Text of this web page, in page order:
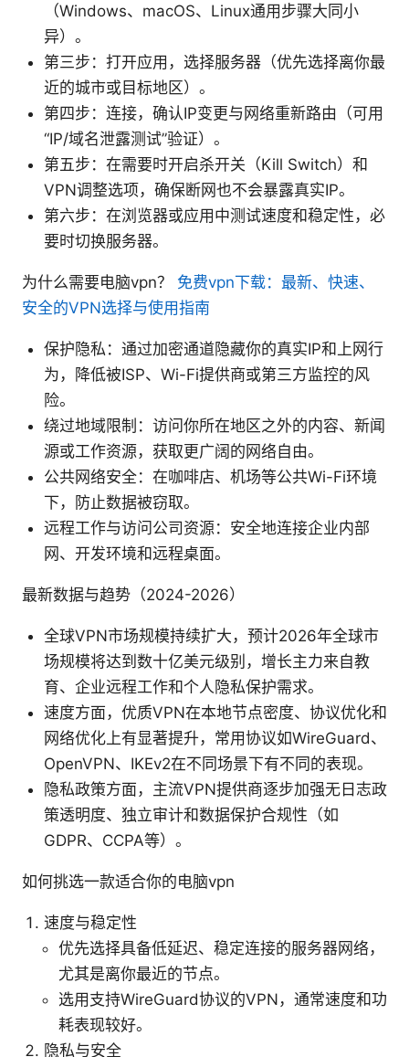
（Windows、macOS、Linux通用步骤大同小
异）。
第三步：打开应用，选择服务器（优先选择离你最
近的城市或目标地区）。
第四步：连接，确认IP变更与网络重新路由（可用
“IP/域名泄露测试”验证）。
第五步：在需要时开启杀开关（Kill Switch）和
VPN调整选项，确保断网也不会暴露真实IP。
第六步：在浏览器或应用中测试速度和稳定性，必
要时切换服务器。
为什么需要电脑vpn？ 免费vpn下载：最新、快速、
安全的VPN选择与使用指南
保护隐私：通过加密通道隐藏你的真实IP和上网行
为，降低被ISP、Wi-Fi提供商或第三方监控的风
险。
绕过地域限制：访问你所在地区之外的内容、新闻
源或工作资源，获取更广阔的网络自由。
公共网络安全：在咖啡店、机场等公共Wi-Fi环境
下，防止数据被窃取。
远程工作与访问公司资源：安全地连接企业内部
网、开发环境和远程桌面。
最新数据与趋势（2024-2026）
全球VPN市场规模持续扩大，预计2026年全球市
场规模将达到数十亿美元级别，增长主力来自教
育、企业远程工作和个人隐私保护需求。
速度方面，优质VPN在本地节点密度、协议优化和
网络优化上有显著提升，常用协议如WireGuard、
OpenVPN、IKEv2在不同场景下有不同的表现。
隐私政策方面，主流VPN提供商逐步加强无日志政
策透明度、独立审计和数据保护合规性（如
GDPR、CCPA等）。
如何挑选一款适合你的电脑vpn
速度与稳定性
优先选择具备低延迟、稳定连接的服务器网络，
尤其是离你最近的节点。
选用支持WireGuard协议的VPN，通常速度和功
耗表现较好。
隐私与安全